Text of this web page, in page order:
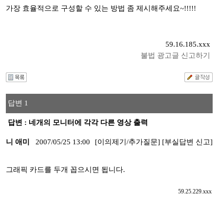
가장 효율적으로 구성할 수 있는 방법 좀 제시해주세요~!!!!!
59.16.185.xxx
불법 광고글 신고하기
답변 1
답변 : 네개의 모니터에 각각 다른 영상 출력
니 애미 2007/05/25 13:00 [이의제기/추가질문] [부실답변 신고]
그래픽 카드를 두개 꼽으시면 됩니다.
59.25.229.xxx